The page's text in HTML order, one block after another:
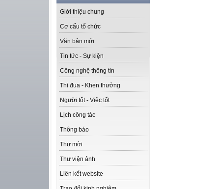
Giới thiệu chung
Cơ cấu tổ chức
Văn bản mới
Tin tức - Sự kiện
Công nghệ thông tin
Thi đua - Khen thưởng
Người tốt - Việc tốt
Lịch công tác
Thông báo
Thư mời
Thư viện ảnh
Liên kết website